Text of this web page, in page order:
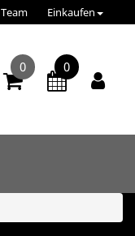
Team Einkaufen
0 0